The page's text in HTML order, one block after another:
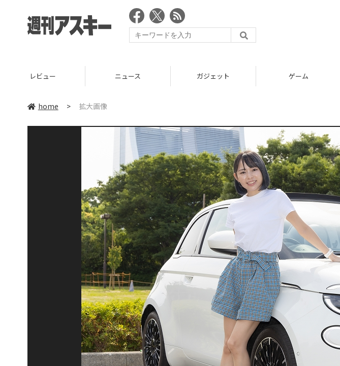
レビュー ニュース ガジェット ゲーム
home > 拡大画像